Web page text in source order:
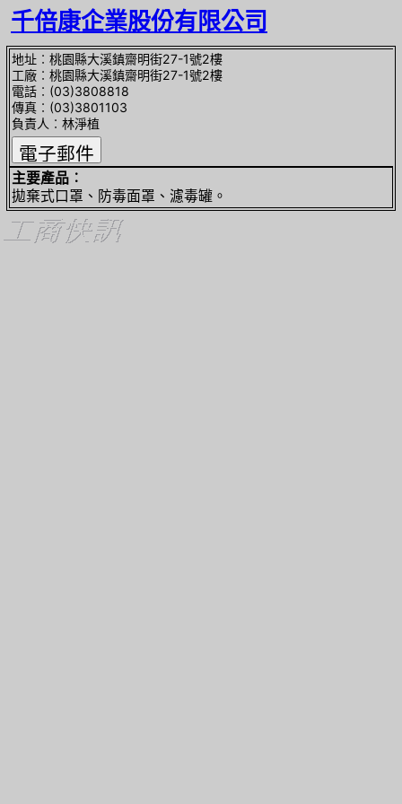
千倍康企業股份有限公司
地址︰桃園縣大溪鎮齋明街27-1號2樓
工廠︰桃園縣大溪鎮齋明街27-1號2樓
電話︰(03)3808818
傳真︰(03)3801103
負責人︰林淨植
主要產品︰
拋棄式口罩、防毒面罩、濾毒罐。